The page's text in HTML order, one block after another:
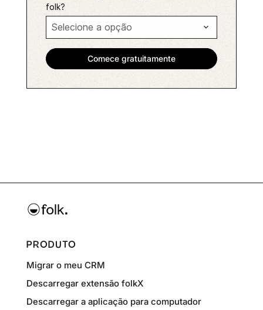
folk?
PRODUTO
Migrar o meu CRM
Descarregar extensão folkX
Descarregar a aplicação para computador